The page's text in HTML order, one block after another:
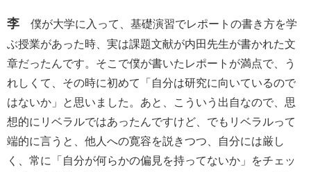
李 僕が大学に入って、基礎演習でレポートの書き方を学
ぶ授業があった時、実は課題文献が内田先生が書かれた文
章だったんです。そこで僕が書いたレポートが満点で、う
れしくて、その時に初めて「自分は研究に向いているので
はないか」と思いました。あと、こういう出自なので、思
想的にリベラルではあったんですけど、でもリベラルって
端的に言うと、他人への寛容を説きつつ、自分には厳し
く、常に「自分が何らかの偏見を持ってないか」をチェッ